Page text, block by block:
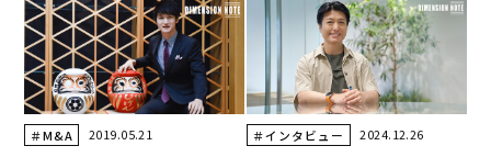
＃M&A 2019.05.21 ＃インタビュー 2024.12.26